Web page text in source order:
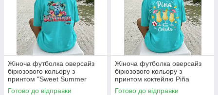
Жіноча футболка оверсайз
бірюзового кольору з
принтом "Sweet Summer
Time"
Готово до відправки
Жіноча футболка оверсайз
бірюзового кольору з
принтом коктейлю Piña
Colada
Готово до відправки